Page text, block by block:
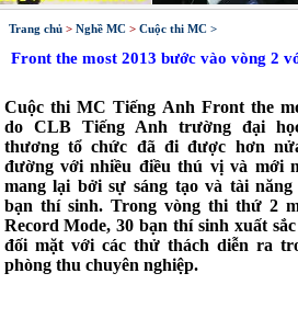
Trang chủ > Nghề MC> Cuộc thi MC >
Front the most 2013 bước vào vòng 2
Cuộc thi MC Tiếng Anh Front the
do CLB Tiếng Anh trường đại
thương tổ chức đã đi được hơn
đường với nhiều điều thú vị và mới
mang lại bởi sự sáng tạo và tài năng
bạn thí sinh. Trong vòng thi thứ 2
Record Mode, 30 bạn thí sinh xuất
đối mặt với các thử thách diễn ra
phòng thu chuyên nghiệp.